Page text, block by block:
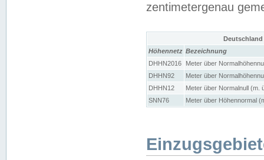
zentimetergenau
Höhennetz Bezeichnung
DHHN2016
Meter über
DHHN92
Meter über
DHHN12
Meter über Normalnull (m.
SNN76
Meter über Höhennormal